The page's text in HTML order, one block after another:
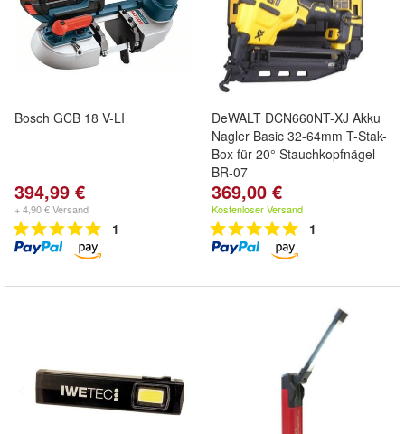
Bosch GCB 18 V-LI
394,99 €
+ 4,90 € Versand
1
DeWALT DCN660NT-XJ Akku
Nagler Basic 32-64mm T-Stak-
Box für 20° Stauchkopfnägel
BR-07
369,00 €
Kostenloser Versand
1